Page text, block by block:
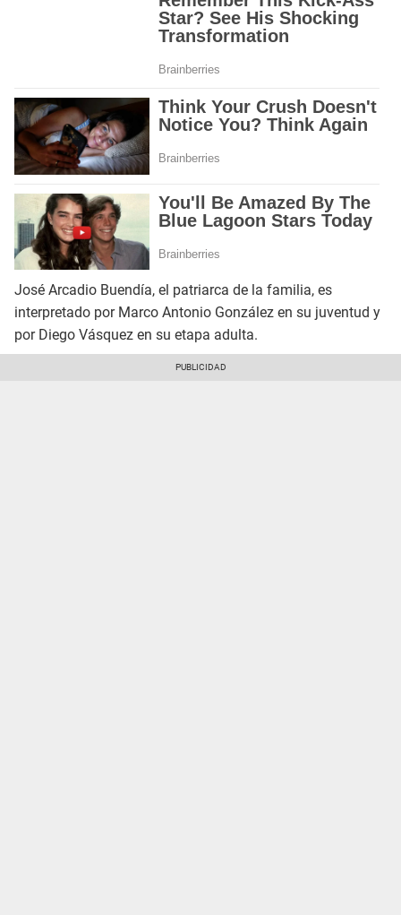
José Arcadio Buendía, el patriarca de la familia, es
interpretado por Marco Antonio González en su juventud y
por Diego Vásquez en su etapa adulta.